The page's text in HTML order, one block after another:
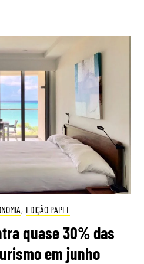
, EDIÇÃO PAPEL
quase 30% das
em junho